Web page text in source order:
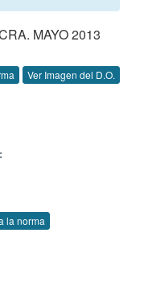
MAYO 2013
Ver Imagen del D.O.
la norma